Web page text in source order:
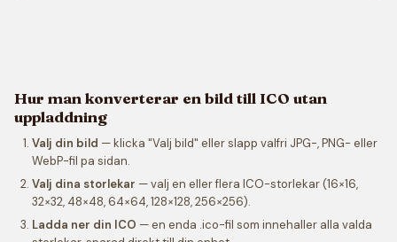
Hur man konverterar en bild till ICO utan
uppladdning
Valj din bild — klicka "Valj bild" eller slapp valfri JPG-, PNG- eller
WebP-fil pa sidan.
Valj dina storlekar — valj en eller flera ICO-storlekar (16×16,
32×32, 48×48, 64×64, 128×128, 256×256).
Ladda ner din ICO — en enda .ico-fil som innehaller alla valda